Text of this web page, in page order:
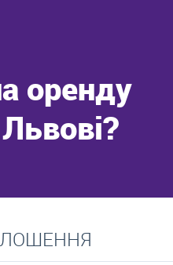
оренду
оренду квартир, особняків,